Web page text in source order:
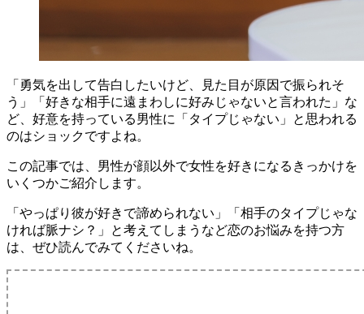
「勇気を出して告白したいけど、見た目が原因で振られそ
う」「好きな相手に遠まわしに好みじゃないと言われた」な
ど、好意を持っている男性に「タイプじゃない」と思われる
のはショックですよね。
この記事では、男性が顔以外で女性を好きになるきっかけを
いくつかご紹介します。
「やっぱり彼が好きで諦められない」「相手のタイプじゃな
ければ脈ナシ？」と考えてしまうなど恋のお悩みを持つ方
は、ぜひ読んでみてくださいね。